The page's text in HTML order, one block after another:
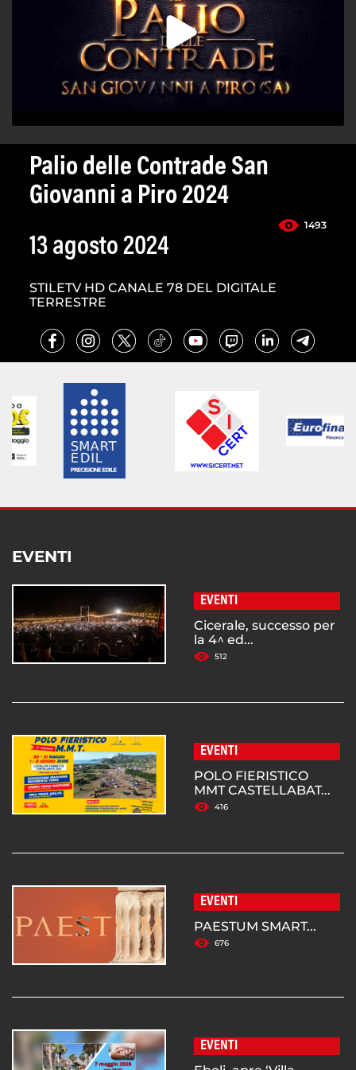
Palio delle Contrade San
Giovanni a Piro 2024
1493
13 agosto 2024
STILETV HD CANALE 78 DEL DIGITALE
TERRESTRE
EVENTI
EVENTI
Cicerale, successo per
la 4^ ed...
512
EVENTI
POLO FIERISTICO
MMT CASTELLABAT...
416
EVENTI
PAESTUM SMART...
676
EVENTI